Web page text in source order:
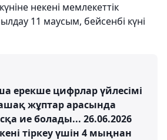
некені мемлекеттік
11 маусым, бейсенбі күні
ерекше цифрлар үйлесімі
жұптар арасында
ие болады... 26.06.2026
тіркеу үшін 4 мыңнан